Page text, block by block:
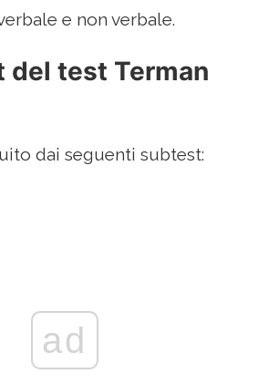
e non verbale.
del test Terman
dai seguenti subtest:
ad